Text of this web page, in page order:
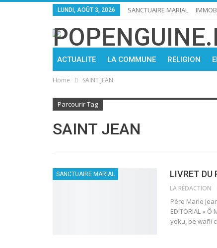
LUNDI, AOÛT 3, 2026 SANCTUAIRE MARIAL
ACTUALITE LA COMMUNE RELIGION
Home SAINT JEAN
Parcourir Tag
SAINT JEAN
SANCTUAIRE MARIAL LIVRET DU
LA RÉDACTION
Père Marie
EDITORIAL « Ô
yoku, be wañi